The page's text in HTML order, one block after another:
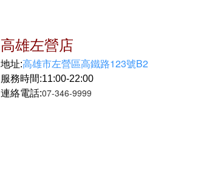
高雄左營店
地址:高雄市左營區高鐵路123號B2
服務時間:11:00-22:00
連絡電話:07-346-9999